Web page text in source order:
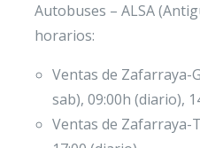
Autobuses – ALSA
horarios:
Ventas de Zafarraya-
sab), 09:00h (diario),
Ventas de Zafarraya-